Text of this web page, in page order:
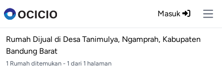
Masuk
Rumah Dijual di Desa Tanimulya, Ngamprah, Kabupaten
Bandung Barat
1 Rumah ditemukan - 1 dari 1 halaman